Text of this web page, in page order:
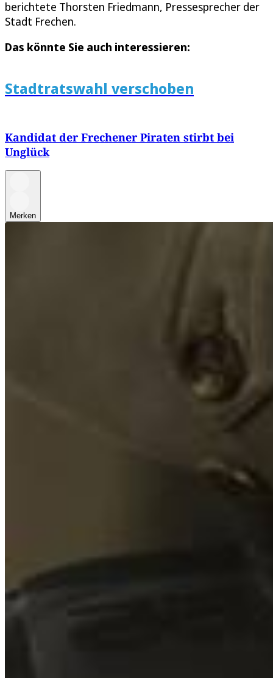
berichtete Thorsten Friedmann, Pressesprecher der
Stadt Frechen.
Das könnte Sie auch interessieren:
Stadtratswahl verschoben
Kandidat der Frechener Piraten stirbt bei
Unglück
Merken